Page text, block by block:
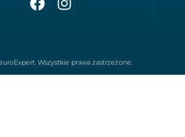
Wszystkie prawa zastrzeżone.